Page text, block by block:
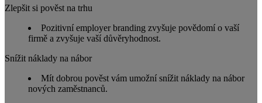
Zlepšit si pověst na trhu
Pozitivní employer branding zvyšuje povědomí o vaší
firmě a zvyšuje vaší důvěryhodnost.
Snížit náklady na nábor
Mít dobrou pověst vám umožní snížit náklady na nábor
nových zaměstnanců.